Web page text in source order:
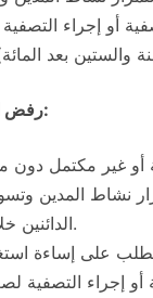
رفض الطلب في الحالات الآتية:
الدائنين خلال مدة معقولة.